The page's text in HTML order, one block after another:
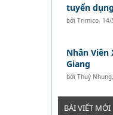
tuyển
bởi Trimico,
Nhân Viên
Giang
bởi Thuỳ Nhung,
BÀI VIẾT MỚI